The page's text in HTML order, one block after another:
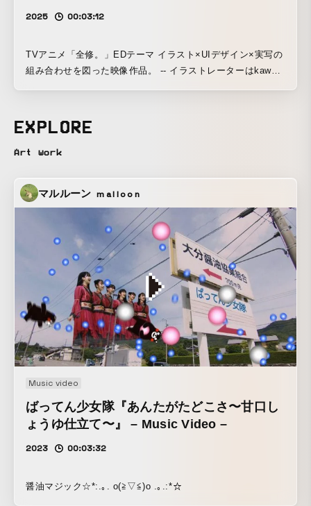
2025 00:03:12
TVアニメ「全修。」EDテーマ イラスト×UIデザイン×実写の
組み合わせを図った映像作品。 -- イラストレーターはkawa
いく過程やその作者の生き様を、実写へ交えながら繊細に視
覚化しました。 実写映像は全て自分の足で撮影に赴き、寒い
しました。 実写撮影に精通しているじゃがさん(SHIFTZ)に撮
影補助を頼み、この楽曲が持つような”日常的だが力強さのあ
る風景”を探しながら、宛もなく撮影を行いました。 -- 創作
が持つ葛藤と喜びを、創作をする/始めるすべての人間に届け
る一心で作り上げました。
EXPLORE
Art work
マルルーン malloon
Music video
ばってん少女隊『あんたがたどこさ〜甘口し
ょうゆ仕立て〜』 – Music Video –
2023 00:03:32
醤油マジック☆*:.｡. o(≧▽≦)o .｡.:*☆